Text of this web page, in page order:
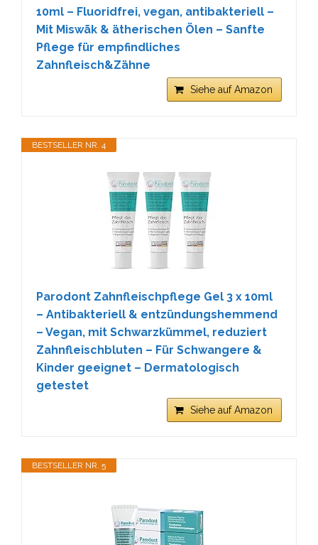
10ml – Fluoridfrei, vegan, antibakteriell –
Mit Miswãk & ätherischen Ölen – Sanfte
Pflege für empfindliches
Zahnfleisch&Zähne
Siehe auf Amazon
BESTSELLER NR. 4
Parodont Zahnfleischpflege Gel 3 x 10ml
– Antibakteriell & entzündungshemmend
– Vegan, mit Schwarzkümmel, reduziert
Zahnfleischbluten – Für Schwangere &
Kinder geeignet – Dermatologisch
getestet
Siehe auf Amazon
BESTSELLER NR. 5